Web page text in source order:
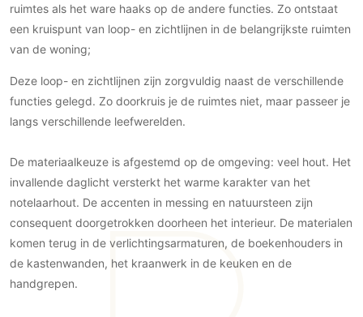
Beton Ciré
Behang / Wandtextiel
Schilderwerk
Spuitwerk
Technologie
Audio/Video
Thuisbioscoop
ruimtes als het ware haaks op de andere functies. Zo ontstaat
een kruispunt van loop- en zichtlijnen in de belangrijkste ruimten
van de woning;
Deze loop- en zichtlijnen zijn zorgvuldig naast de verschillende
functies gelegd. Zo doorkruis je de ruimtes niet, maar passeer je
langs verschillende leefwerelden.
De materiaalkeuze is afgestemd op de omgeving: veel hout. Het
invallende daglicht versterkt het warme karakter van het
notelaarhout. De accenten in messing en natuursteen zijn
consequent doorgetrokken doorheen het interieur. De materialen
komen terug in de verlichtingsarmaturen, de boekenhouders in
de kastenwanden, het kraanwerk in de keuken en de
handgrepen.